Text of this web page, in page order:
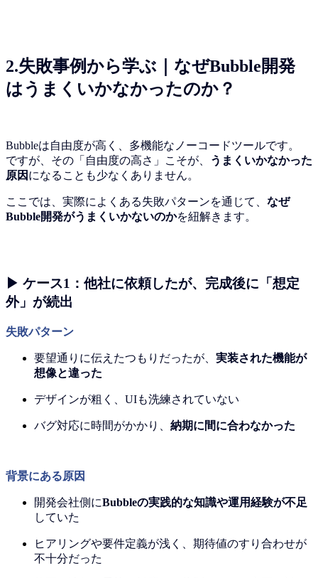
2.失敗事例から学ぶ｜なぜBubble開発
はうまくいかなかったのか？
Bubbleは自由度が高く、多機能なノーコードツールです。
ですが、その「自由度の高さ」こそが、
うまくいかなかった
原因 になることも少なくありません。
ここでは、実際によくある失敗パターンを通じて、 なぜ
Bubble開発がうまくいかないのかを紐解きます。
▶ ケース1：他社に依頼したが、完成後に「想定
外」が続出
失敗パターン
要望通りに伝えたつもりだったが、 実装された機能が
想像と違った
デザインが粗く、UIも洗練されていない
バグ対応に時間がかかり、 納期に間に合わなかった
背景にある原因
開発会社側にBubbleの実践的な知識や運用経験が不足
していた
ヒアリングや要件定義が浅く、期待値のすり合わせが
不十分だった